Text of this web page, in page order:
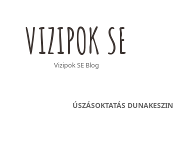
VIZIPOK SE
Vizipok SE Blog
ÚSZÁSOKTATÁS DUNAKESZIN